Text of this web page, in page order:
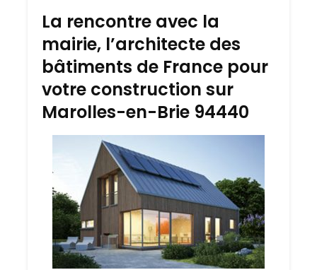
La rencontre avec la
mairie, l’architecte des
bâtiments de France pour
votre construction sur
Marolles-en-Brie 94440